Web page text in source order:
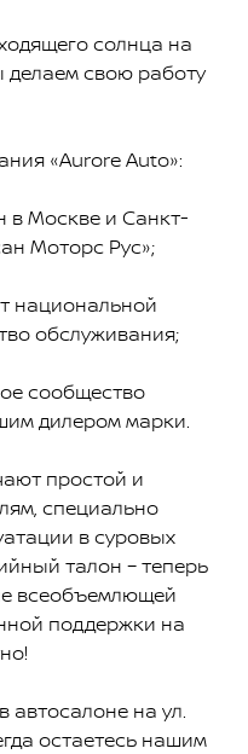
солнца на
делаем свою работу
«Aurore Auto»:
в Москве и Санкт-
Моторс Рус»;
национальной
обслуживания;
сообщество
дилером марки.
простой и
специально
в суровых
талон – теперь
всеобъемлющей
поддержки на
автосалоне на ул.
остаетесь нашим